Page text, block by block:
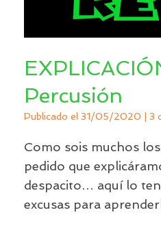
Percusión
Publicado el 31/05/2020 | 3
Como sois muchos
pedido que
despacito… aquí lo
excusas para